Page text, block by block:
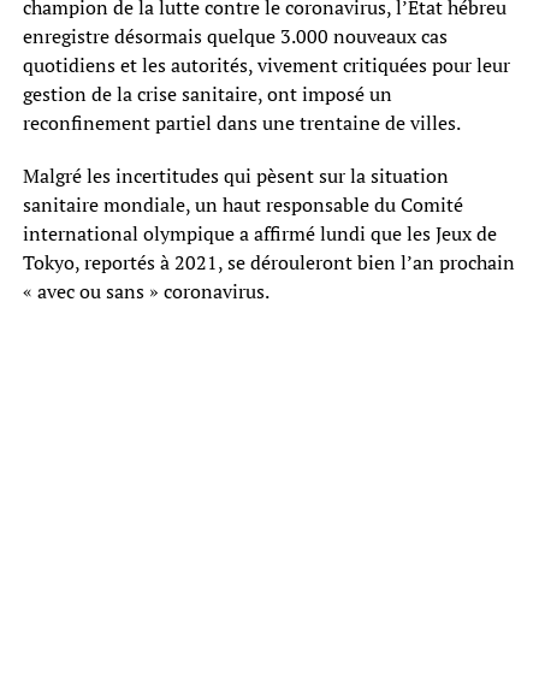
champion de la lutte contre le coronavirus, l’Etat hébreu
enregistre désormais quelque 3.000 nouveaux cas
quotidiens et les autorités, vivement critiquées pour leur
gestion de la crise sanitaire, ont imposé un
reconfinement partiel dans une trentaine de villes.
Malgré les incertitudes qui pèsent sur la situation
sanitaire mondiale, un haut responsable du Comité
international olympique a affirmé lundi que les Jeux de
Tokyo, reportés à 2021, se dérouleront bien l’an prochain
« avec ou sans » coronavirus.